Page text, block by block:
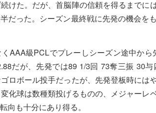
けた。だが、首脳陣の信頼を得るまでに
だった。シーズン最終戦に先発の機会を
AAA級PCLでプレーしシーズン途中か
だが、先発では89 1/3回 73奪三振 30
ロボール投手だったが、先発登板時には
化球は数種類投げるものの、メジャーレ
向も十分にあり得る。